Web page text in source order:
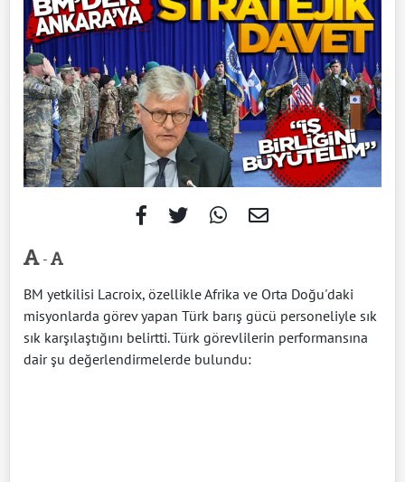
-
BM yetkilisi Lacroix, özellikle Afrika ve Orta Doğu'daki
misyonlarda görev yapan Türk barış gücü personeliyle sık
sık karşılaştığını belirtti. Türk görevlilerin performansına
dair şu değerlendirmelerde bulundu: